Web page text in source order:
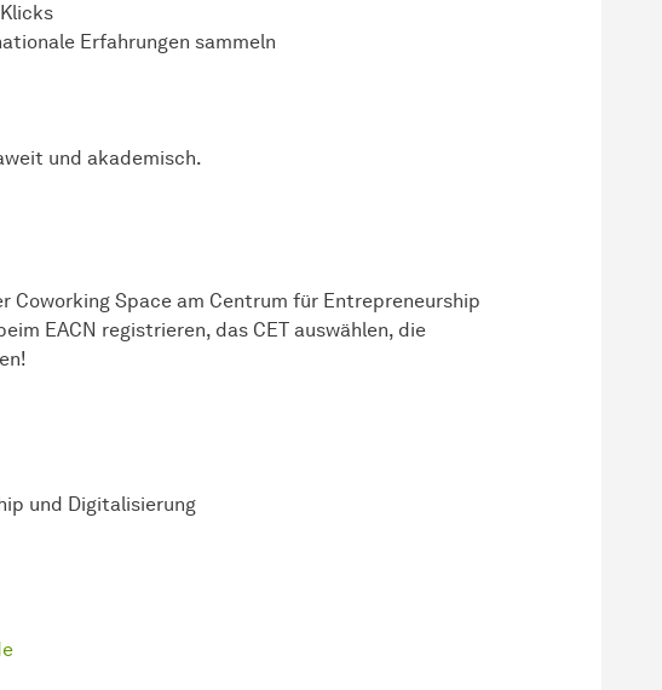
Erfahrungen sammeln
und akademisch.
Coworking Space am Centrum für Entrepreneurship
EACN registrieren, das CET auswählen, die
und Digitalisierung